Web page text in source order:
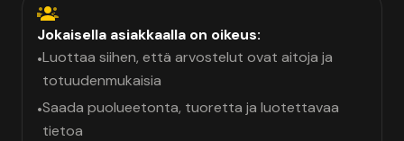
Jokaisella asiakkaalla on oikeus:
•Luottaa siihen, että arvostelut ovat aitoja ja
totuudenmukaisia
•Saada puolueetonta, tuoretta ja luotettavaa
tietoa